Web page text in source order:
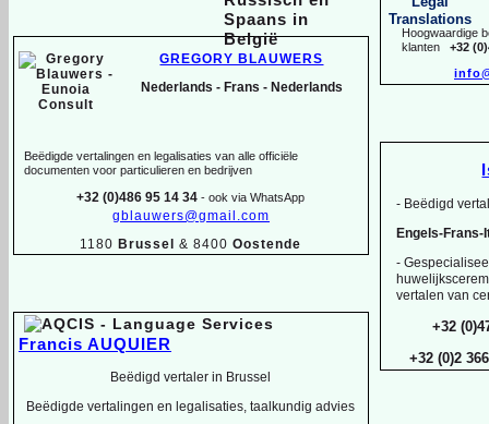
Hoogwaardige
klanten +32
- Beëdigd
Engels-Frans-
-
vertalen van
+32
+32 (0)2
GREGORY BLAUWERS
Nederlands - Frans - Nederlands
Beëdigde vertalingen en legalisaties van alle officiële
documenten voor particulieren en bedrijven
+32 (0)486 95 14 34 - ook via WhatsApp
gblauwers@gmail.com
1180Brussel & 8400Oostende
Francis AUQUIER
Beëdigd vertaler in Brussel
Beëdigde vertalingen en legalisaties, taalkundig advies